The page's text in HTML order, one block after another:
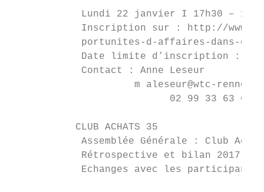
Lundi 22 janvier I 17h30 –
Inscription sur : http://
portunites-d-affaires-dans-ce-
Date limite d’inscription :
            Contact : Anne Leseur
m aleseur@wtc-rennes-
                           02 99 33 63 66
           CLUB ACHATS 35
Assemblée Générale : Club
Rétrospective et bilan 2017,
            Echanges avec les participants.